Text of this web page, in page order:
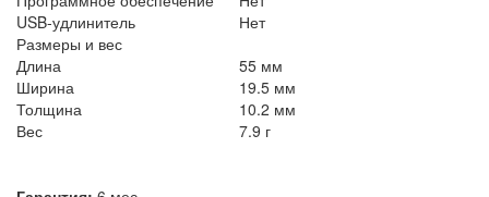
USB-удлинитель
Нет
Размеры и вес
Длина
55 мм
Ширина
19.5 мм
Толщина
10.2 мм
Вес
7.9 г